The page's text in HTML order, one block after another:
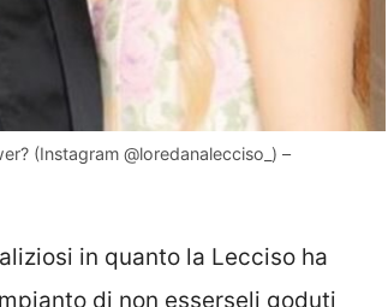
(Instagram @loredanalecciso_) –
in quanto la Lecciso ha
di non esserseli goduti